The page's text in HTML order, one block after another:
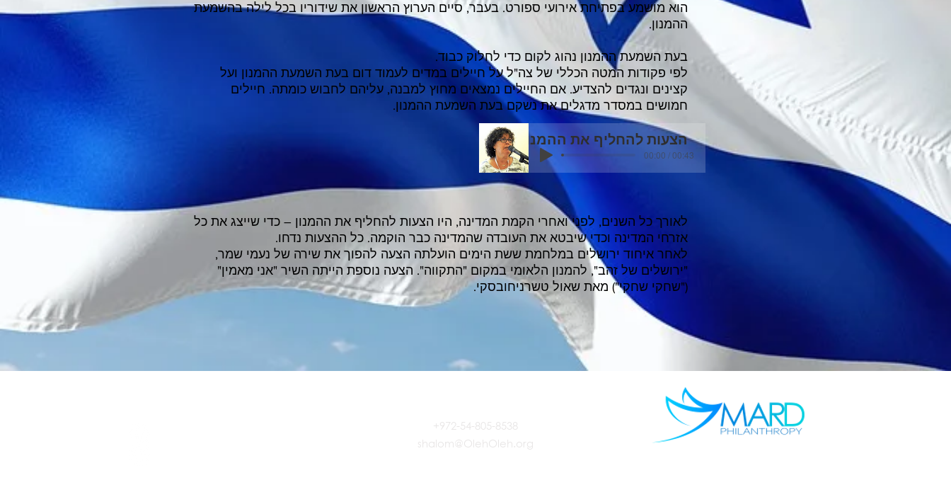
הוא מושמע בפתיחת אירועי ספורט. בעבר, סיים הערוץ הראשון את שידוריו בכל לילה בהשמעת
ההמנון.
בעת השמעת ההמנון נהוג לקום כדי לחלוק כבוד.
לפי פקודות המטה הכללי של צה"ל על חיילים במדים לעמוד דום בעת השמעת ההמנון ועל
קצינים ונגדים להצדיע. אם החיילים נמצאים מחוץ למבנה, עליהם לחבוש כומתה. חיילים
חמושים במסדר מדגלים את נשקם בעת השמעת ההמנון.
הצעות להחליף את ההמנון
לאורך כל השנים, לפני ואחרי הקמת המדינה, היו הצעות להחליף את ההמנון – כדי שייצג את כל
אזרחי המדינה וכדי שיבטא את העובדה שהמדינה כבר הוקמה. כל ההצעות נדחו.
לאחר איחוד ירושלים במלחמת ששת הימים הועלתה הצעה להפוך את שירה של נעמי שמר,
"ירושלים של זהב", להמנון הלאומי במקום "התקווה". הצעה נוספת הייתה השיר "אני מאמין"
("שחקי שחקי") מאת שאול טשרניחובסקי.
00:00 / 00:43
+972-54-805-8538
shalom@OlehOleh.org